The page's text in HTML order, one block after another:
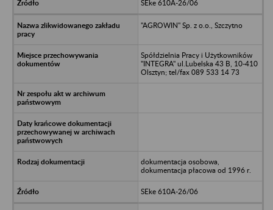
SEke 610A-26/06
"AGROWIN" Sp. z o.o., Szczytno
Spółdzielnia Pracy i Użytkowników
"INTEGRA" ul.Lubelska 43 B, 10-410
Olsztyn; tel/fax 089 533 14 73
dokumentacja osobowa,
dokumentacja płacowa od 1996 r.
SEke 610A-26/06